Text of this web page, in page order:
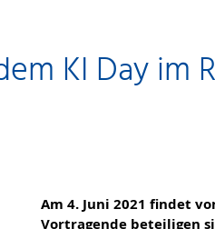
KI Day im
Am 4. Juni 2021 findet
Vortragende beteiligen